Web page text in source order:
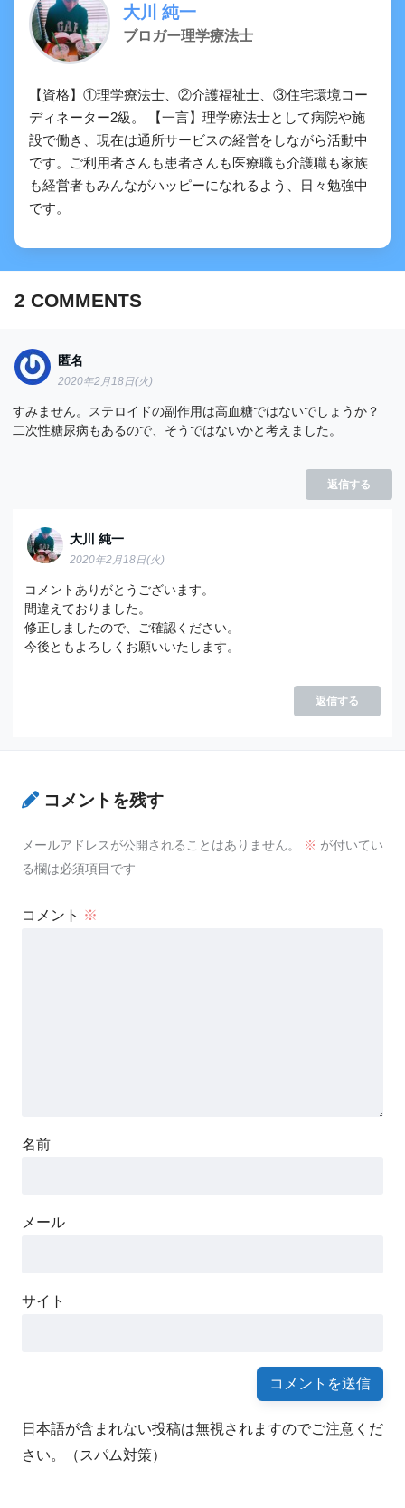
大川 純一
ブロガー理学療法士
【資格】①理学療法士、②介護福祉士、③住宅環境コー
ディネーター2級。 【一言】理学療法士として病院や施
設で働き、現在は通所サービスの経営をしながら活動中
です。ご利用者さんも患者さんも医療職も介護職も家族
も経営者もみんながハッピーになれるよう、日々勉強中
です。
2 COMMENTS
匿名
2020年2月18日(火)
すみません。ステロイドの副作用は高血糖ではないでしょうか？
二次性糖尿病もあるので、そうではないかと考えました。
返信する
大川 純一
2020年2月18日(火)
コメントありがとうございます。
間違えておりました。
修正しましたので、ご確認ください。
今後ともよろしくお願いいたします。
返信する
コメントを残す
メールアドレスが公開されることはありません。 ※ が付いてい
る欄は必須項目です
コメント ※
名前
メール
サイト
日本語が含まれない投稿は無視されますのでご注意くだ
さい。（スパム対策）